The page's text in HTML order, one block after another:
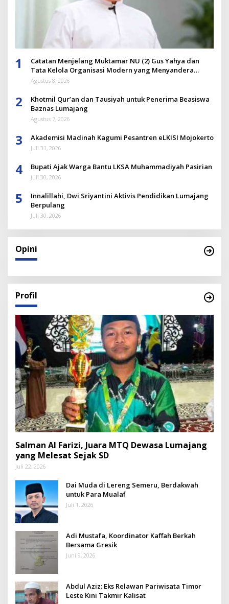
1
Catatan Menjelang Muktamar NU (2) Gus Yahya dan
Tata Kelola Organisasi Modern yang Menyandera
Dirinya
Agustus 8, 2026
2
Khotmil Qur’an dan Tausiyah untuk Penerima Beasiswa
Baznas Lumajang
Agustus 7, 2026
3 Akademisi Madinah Kagumi Pesantren eLKISI Mojokerto
Juli 31, 2026
4 Bupati Ajak Warga Bantu LKSA Muhammadiyah Pasirian
Juli 30, 2026
5
Innalillahi, Dwi Sriyantini Aktivis Pendidikan Lumajang
Berpulang
Juli 30, 2026
Opini
Profil
Salman Al Farizi, Juara MTQ Dewasa Lumajang
yang Melesat Sejak SD
Juli 22, 2026
Dai Muda di Lereng Semeru, Berdakwah
untuk Para Mualaf
Juli 1, 2026
Adi Mustafa, Koordinator Kaffah Berkah
Bersama Gresik
Juni 9, 2026
Abdul Aziz: Eks Relawan Pariwisata Timor
Leste Kini Takmir Kalisat